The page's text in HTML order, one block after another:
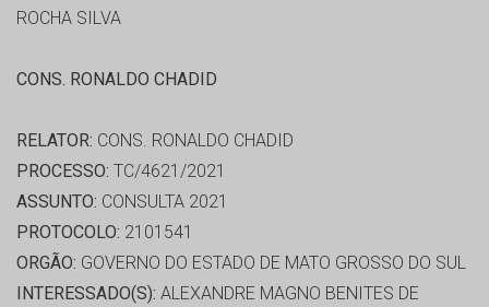
ROCHA SILVA
CONS. RONALDO CHADID
RELATOR: CONS. RONALDO CHADID
PROCESSO: TC/4621/2021
ASSUNTO: CONSULTA 2021
PROTOCOLO: 2101541
ORGÃO: GOVERNO DO ESTADO DE MATO GROSSO DO SUL
INTERESSADO(S): ALEXANDRE MAGNO BENITES DE